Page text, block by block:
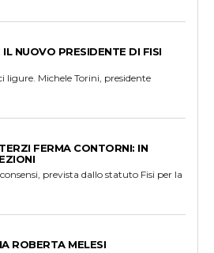
NUOVO PRESIDENTE DI FISI
ligure. Michele Torini, presidente
FERMA CONTORNI: IN
prevista dallo statuto Fisi per la
ROBERTA MELESI